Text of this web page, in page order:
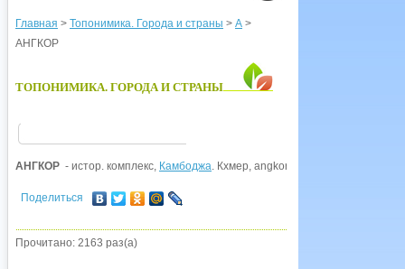
Главная > Топонимика. Города и страны > А >
АНГКОР
ТОПОНИМИКА. ГОРОДА И СТРАНЫ
АНГКОР - истор. комплекс, Камбоджа. Кхмер, angkor от санскр. нагара
Поделиться
Прочитано: 2163 раз(а)